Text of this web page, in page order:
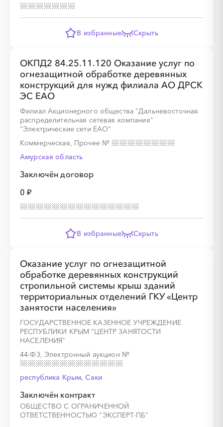
В избранные Скрыть
ОКПД2 84.25.11.120 Оказание услуг по
огнезащитной обработке деревянных
конструкций для нужд филиала АО ДРСК
ЭС ЕАО
Филиал Акционерного общества "Дальневосточная
распределительная сетевая компания"
"Электрические сети ЕАО"
Коммерческая, Прочее №
Амурская область
Заключён договор
0 ₽
В избранные Скрыть
Оказание услуг по огнезащитной
обработке деревянных конструкций
стропильной системы крыш зданий
территориальных отделений ГКУ «Центр
занятости населения»
ГОСУДАРСТВЕННОЕ КАЗЕННОЕ УЧРЕЖДЕНИЕ
РЕСПУБЛИКИ КРЫМ "ЦЕНТР ЗАНЯТОСТИ
НАСЕЛЕНИЯ"
44-ФЗ, Электронный аукцион №
республика Крым, Саки
Заключён контракт
ОБЩЕСТВО С ОГРАНИЧЕННОЙ
ОТВЕТСТВЕННОСТЬЮ "ЭКСПЕРТ-ПБ"